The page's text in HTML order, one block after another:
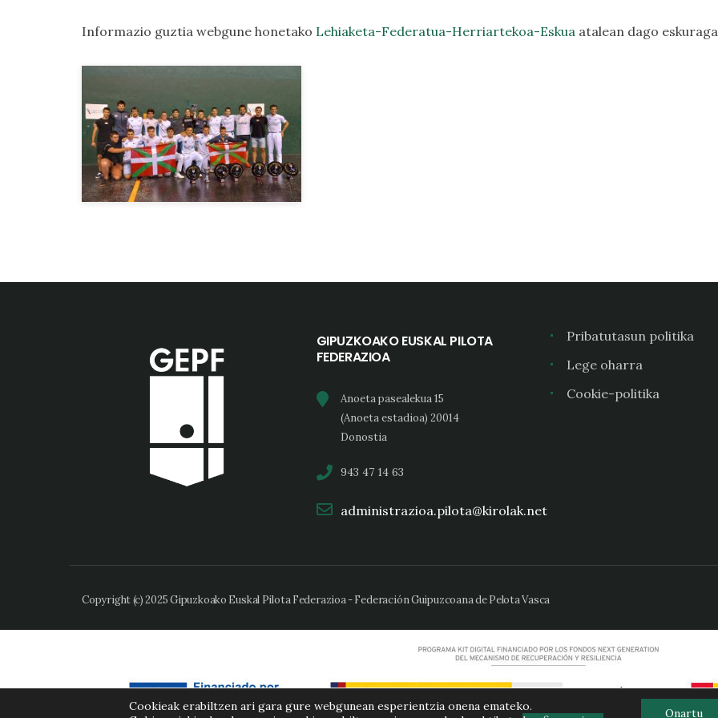
Informazio guztia webgune honetako Lehiaketa-Federatua-Herriartekoa-Eskua atalean dago
GIPUZKOAKO EUSKAL PILOTA
FEDERAZIOA
Anoeta pasealekua 15
(Anoeta estadioa) 20014
Donostia
943 47 14 63
administrazioa.pilota@kirolak.net
Pribatutasun politika
Lege oharra
Cookie-politika
Copyright (c) 2025 Gipuzkoako Euskal Pilota Federazioa - Federación Guipuzcoana de Pelota Vasca
Cookieak erabiltzen ari gara gure webgunean esperientzia onena emateko.
Onartu